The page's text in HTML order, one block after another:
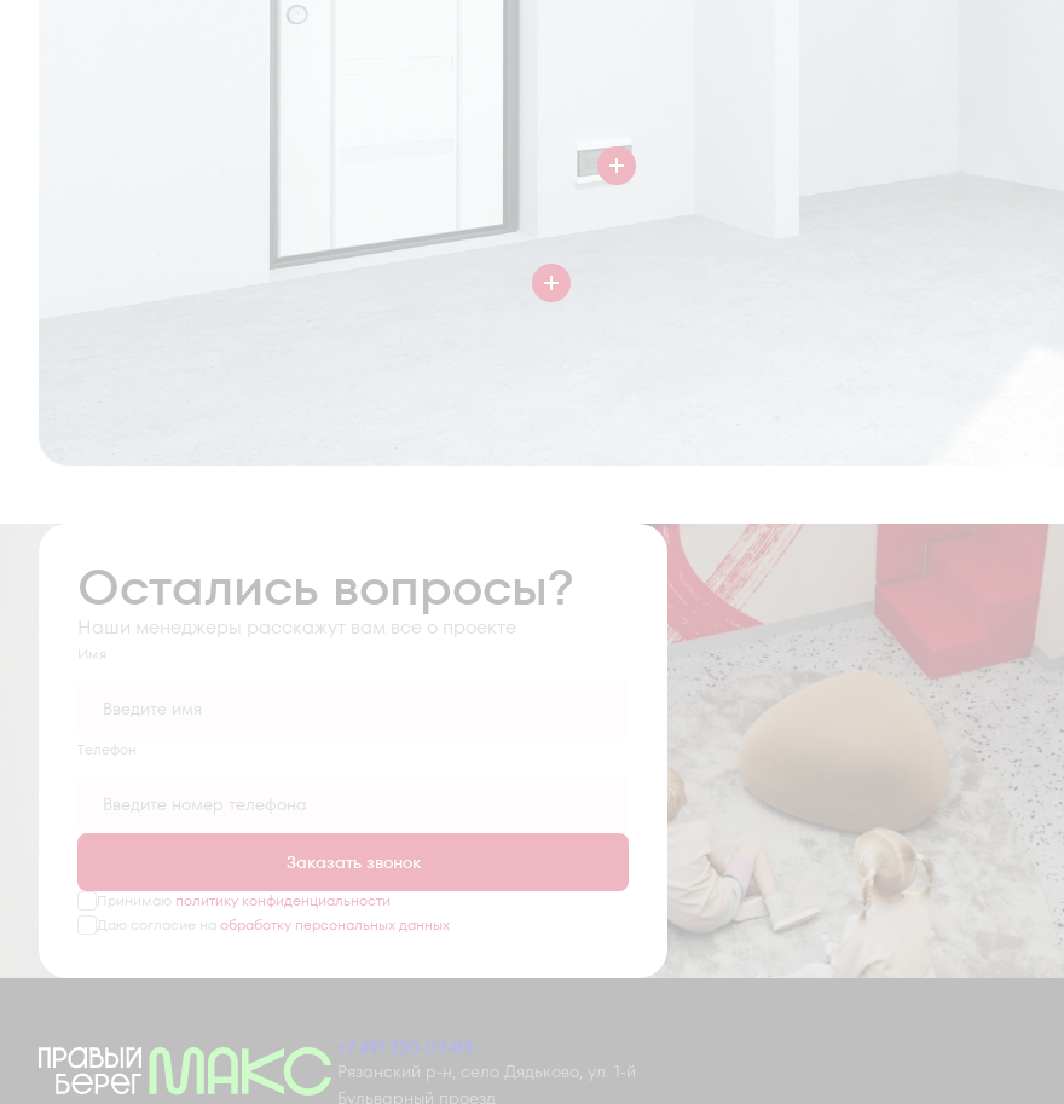
Остались вопросы?
Наши менеджеры расскажут вам все о проекте
Имя
Tелефон
Заказать звонок
Принимаю политику конфиденциальности
Даю согласие на обработку персональных данных
+7 491 230-03-03
Рязанский р-н, село Дядьково, ул. 1-й
Бульварный проезд